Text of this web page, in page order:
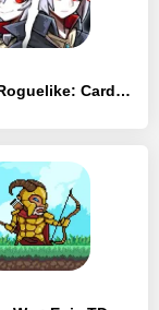
Lophis Roguelike: Card RPG game, Darkest Dungeon